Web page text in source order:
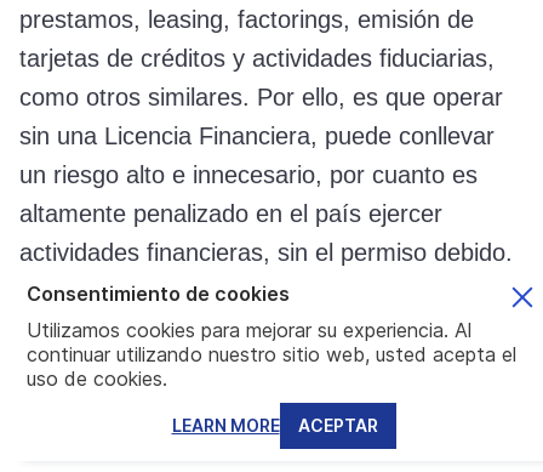
prestamos, leasing, factorings, emisión de
tarjetas de créditos y actividades fiduciarias,
como otros similares. Por ello, es que operar
sin una Licencia Financiera, puede conllevar
un riesgo alto e innecesario, por cuanto es
altamente penalizado en el país ejercer
actividades financieras, sin el permiso debido.
Esta de más indicar que, en el ámbito
internacional una compañía financiera
intragrupo, puede ser una opción muy viable,
bien sea para canalizar prestamos u
Consentimiento de cookies
Utilizamos cookies para mejorar su experiencia. Al
continuar utilizando nuestro sitio web, usted acepta el
uso de cookies.
LEARN MORE ACEPTAR